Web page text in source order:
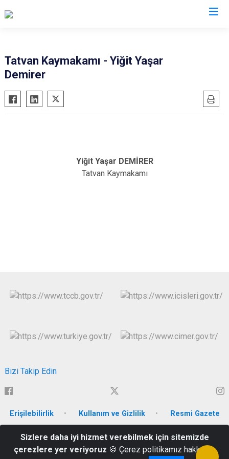
Tatvan Kaymakamı - Yiğit Yaşar
Demirer
Yiğit Yaşar DEMİRER
Tatvan Kaymakamı
Bizi Takip Edin
Erişilebilirlik Kullanım ve Gizlilik Resmi Gazete
Hüsrevpaşa Mah. Ahmet Eren Bulvarı No:80 Merkez / Bitlis
444 13 01
Sizlere daha iyi hizmet verebilmek için sitemizde
çerezlere yer veriyoruz 🍪 Çerez politikamız hakkında